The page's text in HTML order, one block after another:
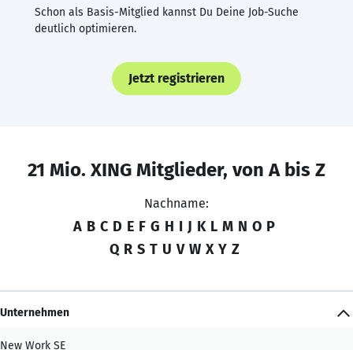
Schon als Basis-Mitglied kannst Du Deine Job-Suche
deutlich optimieren.
Jetzt registrieren
21 Mio. XING Mitglieder, von A bis Z
Nachname:
A B C D E F G H I J K L M N O P
Q R S T U V W X Y Z
Unternehmen
New Work SE